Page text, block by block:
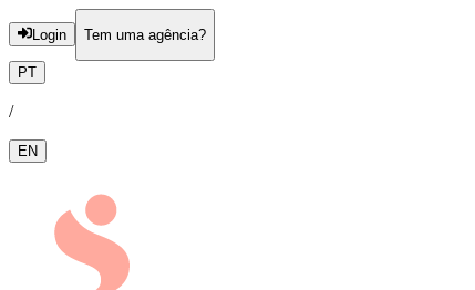
Login Tem uma agência?
PT
/
EN